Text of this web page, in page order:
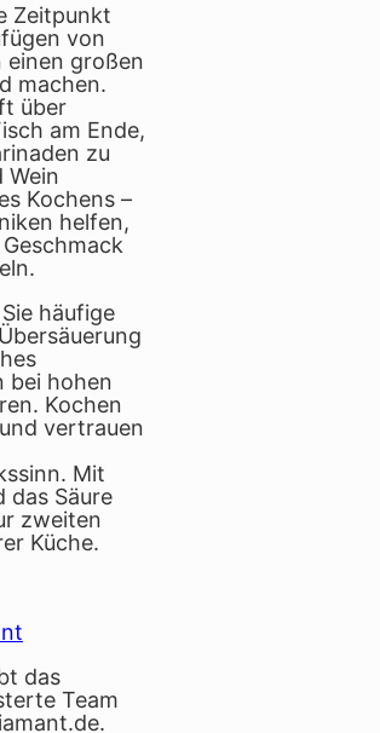
Zeitpunkt
von
einen großen
machen.
über
am Ende,
zu
Wein
Kochens –
helfen,
häufige
bei hohen
Kochen
vertrauen
Mit
das Säure
zweiten
Küche.
das
Team